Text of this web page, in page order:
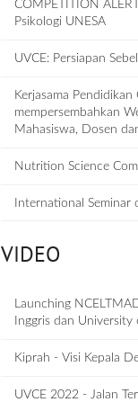
COMPETITION
Psikologi UNESA
UVCE: Persiapan
Kerjasama
mempersembahkan
Mahasiswa, Dosen
Nutrition Science
International Seminar
VIDEO
Launching
Inggris dan University
Kiprah - Visi Kepala
UVCE 2022 - Jalan